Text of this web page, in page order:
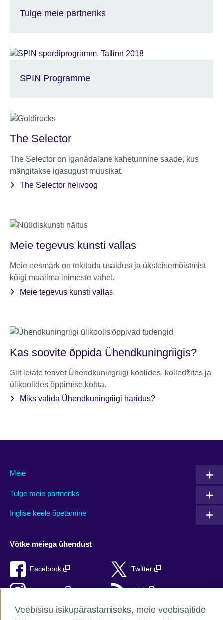
Tulge meie partneriks
SPIN Programme
The Selector
The Selector on iganädalane kahetunnine saade, kus
mängitakse igasugust muusikat.
The Selector helivoog
Meie tegevus kunsti vallas
Meie eesmärk on tekitada usaldust ja üksteisemõistmist
kõigi maailma inimeste vahel.
Meie tegevus kunsti vallas
Kas soovite õppida Ühendkuningriigis?
Siit leiate teavet Ühendkuningriigi koolides, kolledžites ja
ülikoolides õppimise kohta.
Miks valida Ühendkuningriigi haridus?
Meie
Tulge meie partneriks
Inglise keele õpetamine
Võtke meiega ühendust
Facebook Twitter
Instagram RSS
TikTok
Veebisisu isikupärastamiseks, meie veebisaitide